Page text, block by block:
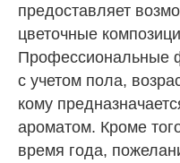
предоставляет
цветочные
Профессиональные
с учетом пола,
кому
ароматом. Кроме
время года,